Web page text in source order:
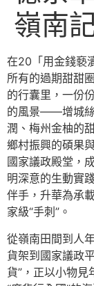
嶺南
在20「用金錢褻
所有的過期甜甜
的行囊里，一份
的風景——增城
潤、梅州金柚的
鄉村振興的碩果
國家議政殿堂，
明深意的生動實
伴手，升華為承
家級“手刺”。
從嶺南田間到人
貨架到國家議政
貨”，正以小物